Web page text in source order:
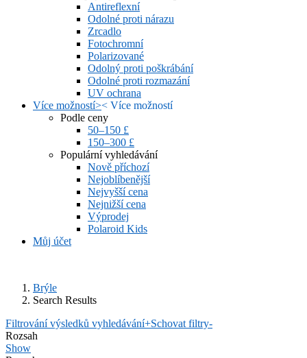
Antireflexní
Odolné proti nárazu
Zrcadlo
Fotochromní
Polarizované
Odolný proti poškrábání
Odolné proti rozmazání
UV ochrana
Více možností>< Více možností
Podle ceny
50–150 £
150–300 £
Populární vyhledávání
Nově příchozí
Nejoblíbenější
Nejvyšší cena
Nejnižší cena
Výprodej
Polaroid Kids
Můj účet
Brýle
Search Results
Filtrování výsledků vyhledávání+Schovat filtry-
Rozsah
Show